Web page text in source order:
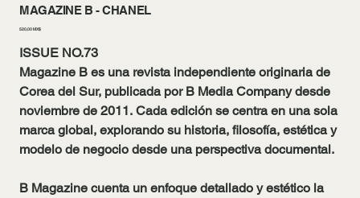
MAGAZINE B - CHANEL
Цена
520,00 MX$
ISSUE NO.73
Magazine B es una revista independiente originaria de
Corea del Sur, publicada por B Media Company desde
noviembre de 2011. Cada edición se centra en una sola
marca global, explorando su historia, filosofía, estética y
modelo de negocio desde una perspectiva documental.
B Magazine cuenta un enfoque detallado y estético la